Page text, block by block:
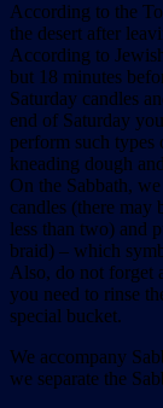
According to the
the desert after
According to
but 18 minutes
Saturday candles
end of Saturday
perform such
kneading dough
On the Sabbath,
candles (there may
less than two) and
braid) – which
Also, do not forget
you need to rinse
special bucket.
We accompany
we separate the